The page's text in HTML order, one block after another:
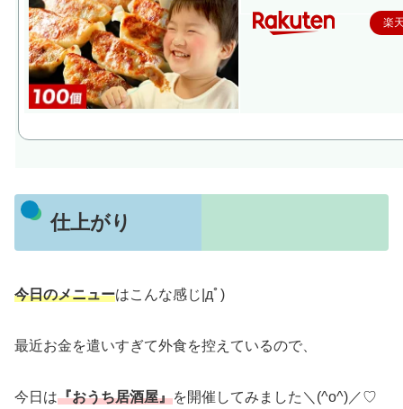
楽
仕上がり
今日のメニューはこんな感じ|дﾟ)
最近お金を遣いすぎて外食を控えているので、
今日は『おうち居酒屋』を開催してみました＼(^o^)／♡